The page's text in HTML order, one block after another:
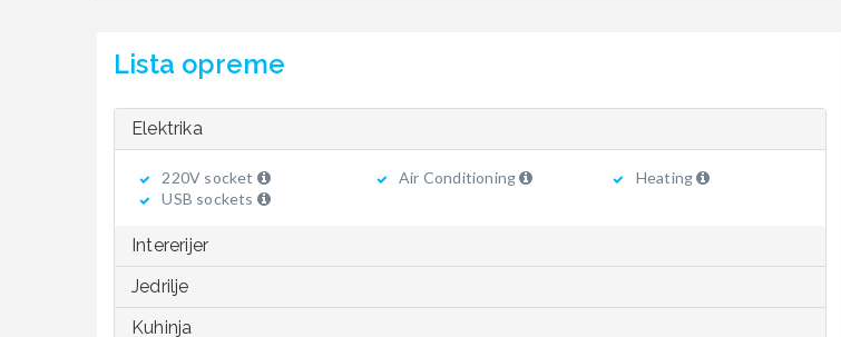
Lista opreme
Elektrika
220V socket Air Conditioning
Heating
USB sockets
Intererijer
Jedrilje
Kuhinja